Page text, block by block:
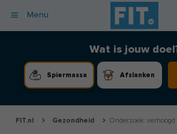
Menu
Cardio
Herstel
Mindset
Voedingsschema
Fitnessschema
Begrippen
Podcast voor professionals
Vegetarische recepten
Vegan recepten
Koolhydraatarme recepten
Coaching
Vacatures
Adverteren
Wat is jouw
Spiermassa Afslanken
FIT.nl Gezondheid Onderzoek: verhoogd